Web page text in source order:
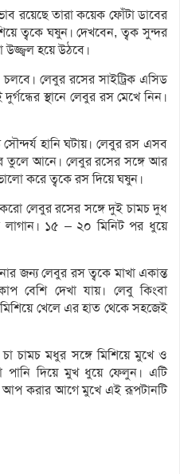
রয়েছে তারা কয়েক ফোঁটা ডাবের
ত্বকে ঘষুন। দেখবেন, ত্বক সুন্দর
হয়ে উঠবে।
লেবুর রসের সাইট্রিক এসিড
স্থানে লেবুর রস মেখে নিন।
হানি ঘটায়। লেবুর রস এসব
তুলে আনে। লেবুর রসের সঙ্গে আর
করে ত্বকে রস দিয়ে ঘষুন।
লেবুর রসের সঙ্গে দুই চামচ দুধ
লাগান। ১৫ – ২০ মিনিট পর ধুয়ে
জন্য লেবুর রস ত্বকে মাখা একান্ত
বেশি দেখা যায়। লেবু কিংবা
খেলে এর হাত থেকে সহজেই
চামচ মধুর সঙ্গে মিশিয়ে মুখে ও
পানি দিয়ে মুখ ধুয়ে ফেলুন। এটি
করার আগে মুখে এই রূপটানটি